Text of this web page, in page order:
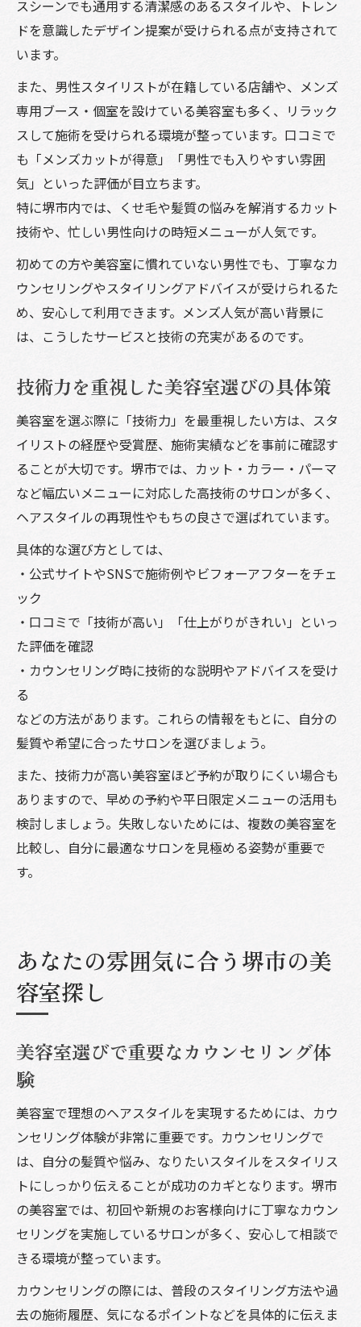
スシーンでも通用する清潔感のあるスタイルや、トレン
ドを意識したデザイン提案が受けられる点が支持されて
います。
また、男性スタイリストが在籍している店舗や、メンズ
専用ブース・個室を設けている美容室も多く、リラック
スして施術を受けられる環境が整っています。口コミで
も「メンズカットが得意」「男性でも入りやすい雰囲
気」といった評価が目立ちます。
特に堺市内では、くせ毛や髪質の悩みを解消するカット
技術や、忙しい男性向けの時短メニューが人気です。
初めての方や美容室に慣れていない男性でも、丁寧なカ
ウンセリングやスタイリングアドバイスが受けられるた
め、安心して利用できます。メンズ人気が高い背景に
は、こうしたサービスと技術の充実があるのです。
技術力を重視した美容室選びの具体策
美容室を選ぶ際に「技術力」を最重視したい方は、スタ
イリストの経歴や受賞歴、施術実績などを事前に確認す
ることが大切です。堺市では、カット・カラー・パーマ
など幅広いメニューに対応した高技術のサロンが多く、
ヘアスタイルの再現性やもちの良さで選ばれています。
具体的な選び方としては、
・公式サイトやSNSで施術例やビフォーアフターをチェ
ック
・口コミで「技術が高い」「仕上がりがきれい」といっ
た評価を確認
・カウンセリング時に技術的な説明やアドバイスを受け
る
などの方法があります。これらの情報をもとに、自分の
髪質や希望に合ったサロンを選びましょう。
また、技術力が高い美容室ほど予約が取りにくい場合も
ありますので、早めの予約や平日限定メニューの活用も
検討しましょう。失敗しないためには、複数の美容室を
比較し、自分に最適なサロンを見極める姿勢が重要で
す。
あなたの雰囲気に合う堺市の美
容室探し
美容室選びで重要なカウンセリング体
験
美容室で理想のヘアスタイルを実現するためには、カウ
ンセリング体験が非常に重要です。カウンセリングで
は、自分の髪質や悩み、なりたいスタイルをスタイリス
トにしっかり伝えることが成功のカギとなります。堺市
の美容室では、初回や新規のお客様向けに丁寧なカウン
セリングを実施しているサロンが多く、安心して相談で
きる環境が整っています。
カウンセリングの際には、普段のスタイリング方法や過
去の施術履歴、気になるポイントなどを具体的に伝えま